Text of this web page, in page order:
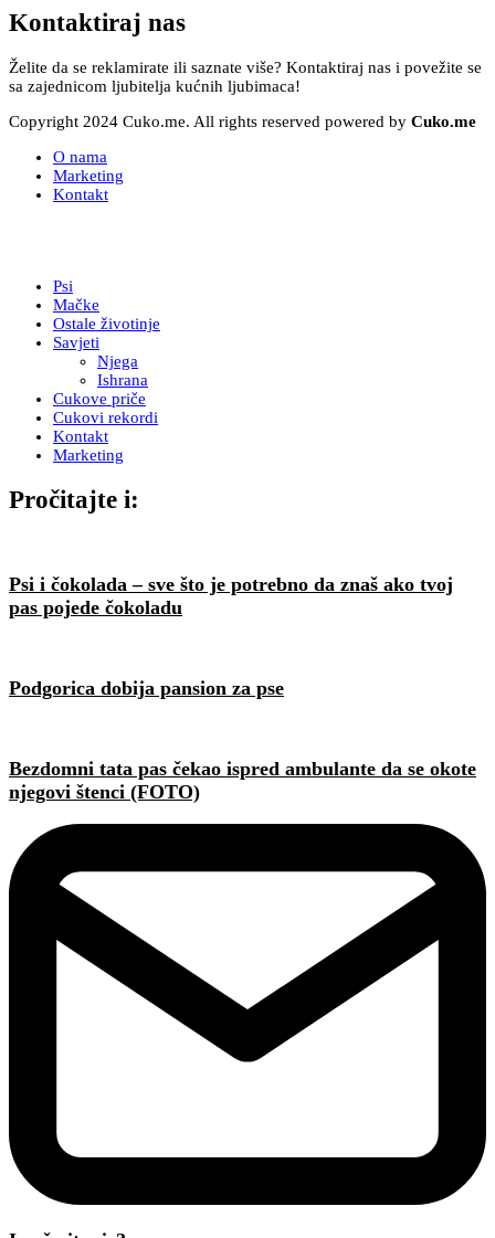
Kontaktiraj nas
Želite da se reklamirate ili saznate više? Kontaktiraj nas i povežite se
sa zajednicom ljubitelja kućnih ljubimaca!
Copyright 2024 Cuko.me. All rights reserved powered by Cuko.me
O nama
Marketing
Kontakt
Psi
Mačke
Ostale životinje
Savjeti
Njega
Ishrana
Cukove priče
Cukovi rekordi
Kontakt
Marketing
Pročitajte i:
Psi i čokolada – sve što je potrebno da znaš ako tvoj
pas pojede čokoladu
Podgorica dobija pansion za pse
Bezdomni tata pas čekao ispred ambulante da se okote
njegovi štenci (FOTO)